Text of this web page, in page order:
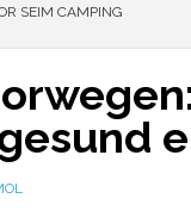
SEIM CAMPING